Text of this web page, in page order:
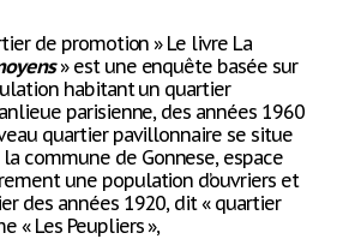
de promotion » Le livre La
» est une enquête basée sur
habitant un quartier
parisienne, des années 1960
quartier pavillonnaire se situe
commune de Gonnese, espace
une population d’ouvriers et
des années 1920, dit « quartier
« Les Peupliers »,